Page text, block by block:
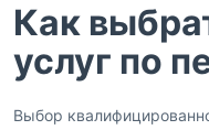
Как
услуг по
Выбор